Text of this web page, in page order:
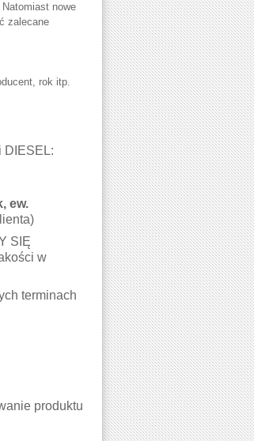
nowe
zalecane
rok itp.
DIESEL:
ew.
SIĘ
w
terminach
produktu